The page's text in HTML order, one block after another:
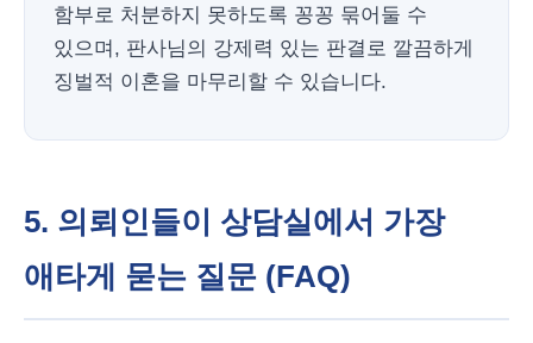
함부로 처분하지 못하도록 꽁꽁 묶어둘 수
있으며, 판사님의 강제력 있는 판결로 깔끔하게
징벌적 이혼을 마무리할 수 있습니다.
5. 의뢰인들이 상담실에서 가장
애타게 묻는 질문 (FAQ)